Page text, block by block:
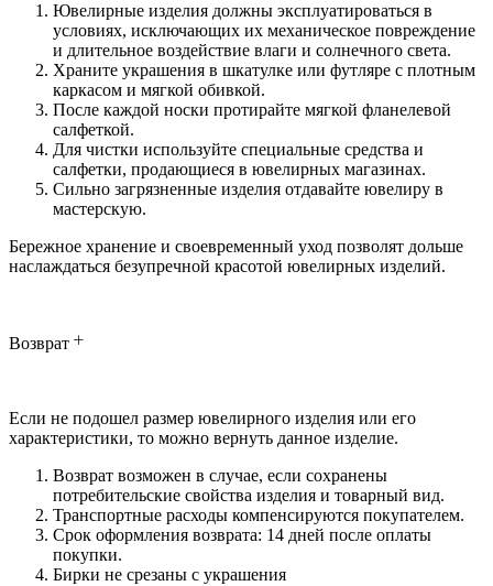
Ювелирные изделия должны эксплуатироваться в
условиях, исключающих их механическое повреждение
и длительное воздействие влаги и солнечного света.
Храните украшения в шкатулке или футляре с плотным
каркасом и мягкой обивкой.
После каждой носки протирайте мягкой фланелевой
салфеткой.
Для чистки используйте специальные средства и
салфетки, продающиеся в ювелирных магазинах.
Сильно загрязненные изделия отдавайте ювелиру в
мастерскую.
Бережное хранение и своевременный уход позволят дольше
наслаждаться безупречной красотой ювелирных изделий.
Возврат
Если не подошел размер ювелирного изделия или его
характеристики, то можно вернуть данное изделие.
Возврат возможен в случае, если сохранены
потребительские свойства изделия и товарный вид.
Транспортные расходы компенсируются покупателем.
Срок оформления возврата: 14 дней после оплаты
покупки.
Бирки не срезаны с украшения